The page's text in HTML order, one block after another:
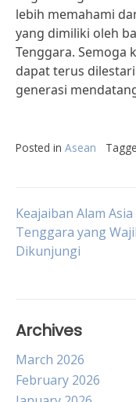
lebih memahami
yang dimiliki oleh
Tenggara. Semoga
dapat terus
generasi
Posted in Asean
Post
Keajaiban Alam Asia
Tenggara yang
Dikunjungi
Archives
March 2026
February 2026